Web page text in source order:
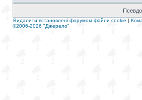
Видалити встановлені форумом файли cookie |
©2006-2026 "Джерело"